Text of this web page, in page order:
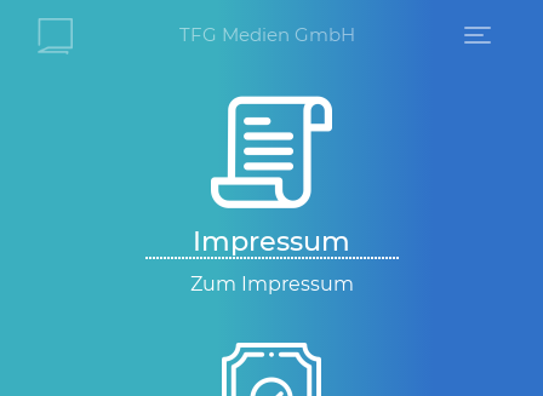
TFG Medien GmbH
Impressum
Zum Impressum